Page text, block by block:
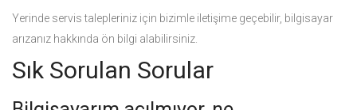
Yerinde servis talepleriniz için bizimle iletişime geçebilir, bilgisayar
arızanız hakkında ön bilgi alabilirsiniz.
Sık Sorulan Sorular